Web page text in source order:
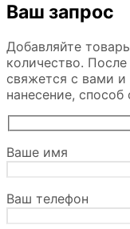
Ваш запрос
Добавляйте
количество.
свяжется с вами и
нанесение,
Ваше имя
Ваш телефон